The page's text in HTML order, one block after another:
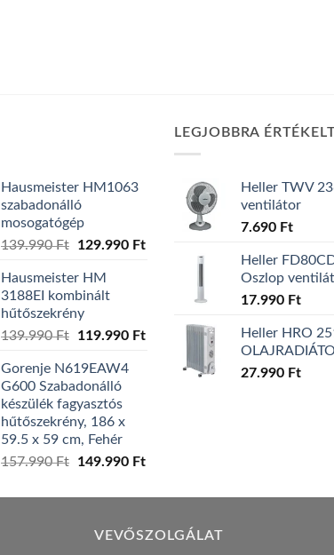
Hausmeister HM1063
szabadonálló
mosogatógép
139.990Ft
Original
was:
139.990 Ft.
129.990 FtCurrent
129.990 Ft.
Hausmeister HM
3188EI kombinált
hűtőszekrény
139.990Ft
Original
was:
139.990 Ft.
119.990 FtCurrent
Gorenje N619EAW4
G600 Szabadonálló
készülék fagyasztós
hűtőszekrény, 186 x
59.5 x 59 cm, Fehér
157.990Ft
Original
was:
149.990 FtCurrent
is:
LEGJOBBRA
Heller TWV
ventilátor
7.690 Ft
Heller
Oszlop
17.990 Ft
Heller HRO
27.990 Ft
VEVŐSZOLGÁLAT